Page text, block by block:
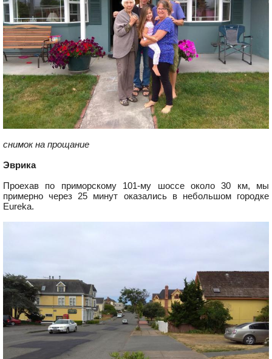
снимок на прощание
Эврика
Проехав по приморскому 101-му шоссе около 30 км, мы
примерно через 25 минут оказались в небольшом городке
Eureka.